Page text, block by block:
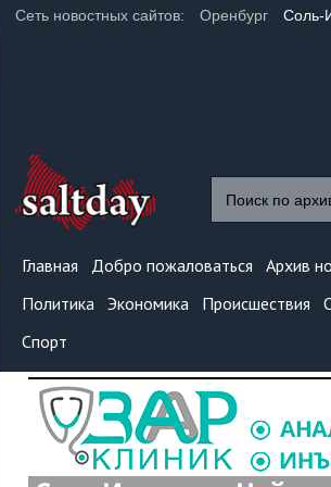
Сеть новостных сайтов: Оренбург Соль-
Главная Добро пожаловаться
Архив
Политика Экономика Происшествия
Спорт